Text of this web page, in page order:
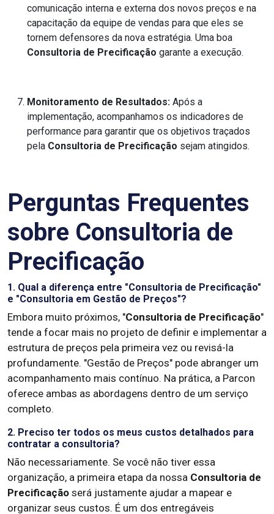
comunicação interna e externa dos novos preços e na
capacitação da equipe de vendas para que eles se
tornem defensores da nova estratégia. Uma boa
Consultoria de Precificação garante a execução.
Monitoramento de Resultados: Após a
implementação, acompanhamos os indicadores de
performance para garantir que os objetivos traçados
pela Consultoria de Precificação sejam atingidos.
Perguntas Frequentes
sobre Consultoria de
Precificação
1. Qual a diferença entre "Consultoria de Precificação"
e "Consultoria em Gestão de Preços"?
Embora muito próximos, "Consultoria de Precificação"
tende a focar mais no projeto de definir e implementar a
estrutura de preços pela primeira vez ou revisá-la
profundamente. "Gestão de Preços" pode abranger um
acompanhamento mais contínuo. Na prática, a Parcon
oferece ambas as abordagens dentro de um serviço
completo.
2. Preciso ter todos os meus custos detalhados para
contratar a consultoria?
Não necessariamente. Se você não tiver essa
organização, a primeira etapa da nossa Consultoria de
Precificação será justamente ajudar a mapear e
organizar seus custos. É um dos entregáveis